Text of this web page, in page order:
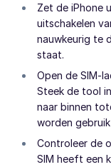
Zet de iPhone
uitschakelen
nauwkeurig te
staat.
Open de SIM-
Steek de tool
naar binnen
worden
Controleer de
SIM heeft een